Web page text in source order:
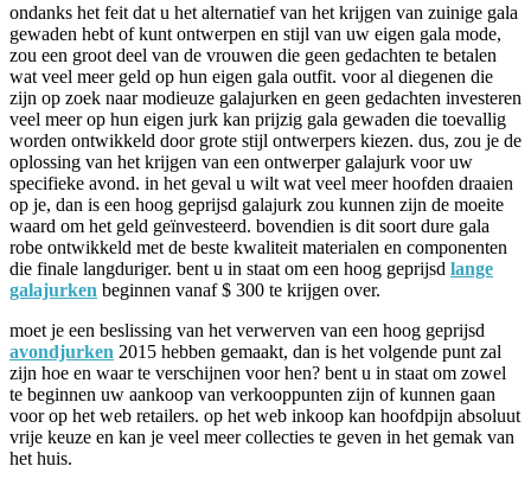
ondanks het feit dat u het alternatief van het krijgen van zuinige gala
gewaden hebt of kunt ontwerpen en stijl van uw eigen gala mode,
zou een groot deel van de vrouwen die geen gedachten te betalen
wat veel meer geld op hun eigen gala outfit. voor al diegenen die
zijn op zoek naar modieuze galajurken en geen gedachten investeren
veel meer op hun eigen jurk kan prijzig gala gewaden die toevallig
worden ontwikkeld door grote stijl ontwerpers kiezen. dus, zou je de
oplossing van het krijgen van een ontwerper galajurk voor uw
specifieke avond. in het geval u wilt wat veel meer hoofden draaien
op je, dan is een hoog geprijsd galajurk zou kunnen zijn de moeite
waard om het geld geïnvesteerd. bovendien is dit soort dure gala
robe ontwikkeld met de beste kwaliteit materialen en componenten
die finale langduriger. bent u in staat om een hoog geprijsd lange
galajurken beginnen vanaf $ 300 te krijgen over.
moet je een beslissing van het verwerven van een hoog geprijsd
avondjurken 2015 hebben gemaakt, dan is het volgende punt zal
zijn hoe en waar te verschijnen voor hen? bent u in staat om zowel
te beginnen uw aankoop van verkooppunten zijn of kunnen gaan
voor op het web retailers. op het web inkoop kan hoofdpijn absoluut
vrije keuze en kan je veel meer collecties te geven in het gemak van
het huis.